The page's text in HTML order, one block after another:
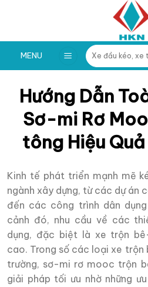
MENU
Tìm
kiếm:
Hướng Dẫn
Sơ-mi Rơ
tông Hiệu
Kinh tế phát triển mạnh mẽ
ngành xây dựng, từ các dự án
đến các công trình dân
cảnh đó, nhu cầu về các
dụng, đặc biệt là xe trộn
cao. Trong số các loại xe
trường, sơ-mi rơ mooc trộn
giải pháp tối ưu nhờ những